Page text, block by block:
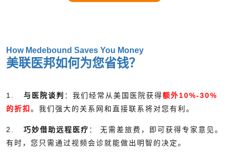
How Medebound Saves You Money
美联医邦如何为您省钱？
1. 与医院谈判 ：我们经常从美国医院获得额外10%-30%
的折扣 。我们强大的关系网和直接联系将对您有利。
2. 巧妙借助远程医疗 ： 无需差旅费，即可获得专家意见。
有时，您只需通过视频会诊就能做出明智的决定。